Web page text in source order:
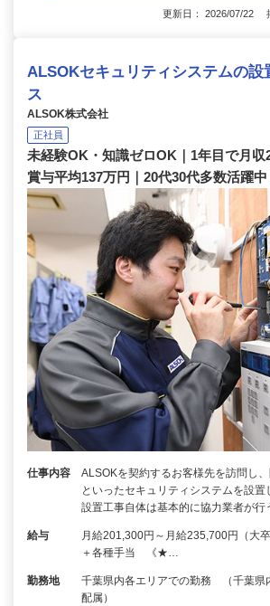
更新日： 2026/07/22
ALSOKセキュリティシステムの設
ス
ALSOK株式会社
正社員
未経験OK・知識ゼロOK｜1年目で月収
賞与平均137万円｜20代30代多数活躍中
仕事内容
ALSOKを契約するお客様先を訪問し
といったセキュリティシステムを設置
設置工事自体は基本的に協力業者が
給与
月給201,300円～月給235,700円（大
＋各種手当 《★…
勤務地
千葉県内各エリアでの勤務 （千葉県
配属）